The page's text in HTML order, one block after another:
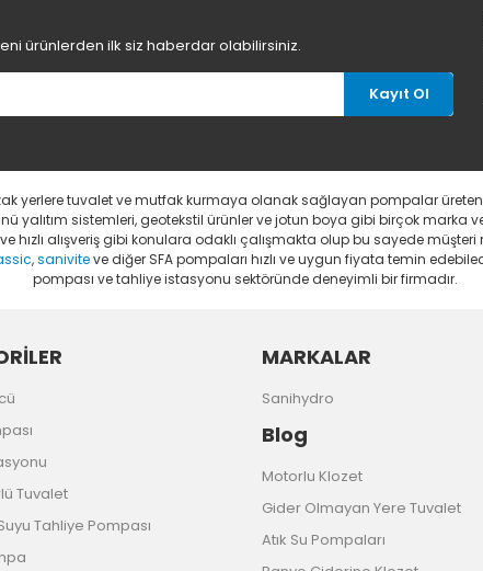
ürünlerden ilk siz haberdar olabilirsiniz.
Kayıt Ol
yerlere tuvalet ve mutfak kurmaya olanak sağlayan pompalar
yalıtım sistemleri, geotekstil ürünler ve jotun boya gibi birçok marka
alışveriş gibi konulara odaklı çalışmakta olup bu sayede
,saniviteve diğer SFA pompaları hızlı ve uygun fiyata temin
pompası ve tahliye istasyonu sektöründe deneyimli bir firmadır.
Tuvalet
Tahliye Pompası
MARKALAR
Sanihydro
Blog
Motorlu Klozet
Gider Olmayan Yere Tuvalet
Atık Su Pompaları